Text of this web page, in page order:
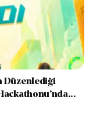
Düzenlediği